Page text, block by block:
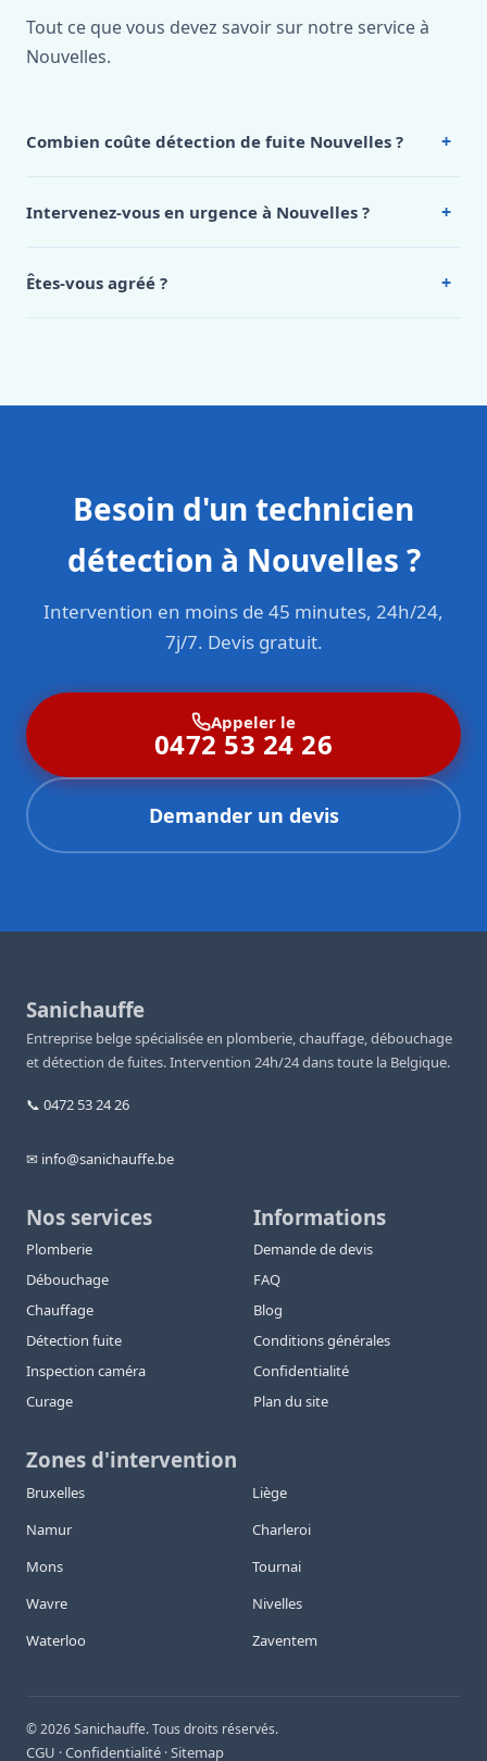
Tout ce que vous devez savoir sur notre service à
Nouvelles.
Combien coûte détection de fuite Nouvelles ? +
Nouvelles, appelez le 0472 53 24 26.
Intervenez-vous en urgence à Nouvelles ? +
Êtes-vous agréé ? +
Besoin d'un technicien
détection à Nouvelles ?
Intervention en moins de 45 minutes, 24h/24,
7j/7. Devis gratuit.
Appeler le
0472 53 24 26
Demander un devis
Sanichauffe
Entreprise belge spécialisée en plomberie, chauffage, débouchage
et détection de fuites. Intervention 24h/24 dans toute la Belgique.
📞 0472 53 24 26
✉ info@sanichauffe.be
Nos services
Plomberie
Débouchage
Chauffage
Détection fuite
Inspection caméra
Curage
Informations
Demande de devis
FAQ
Blog
Conditions générales
Confidentialité
Plan du site
Zones d'intervention
Bruxelles
Liège
Namur
Charleroi
Mons
Tournai
Wavre
Nivelles
Waterloo
Zaventem
©2026Sanichauffe. Tous droits réservés.
CGU ·Confidentialité ·Sitemap